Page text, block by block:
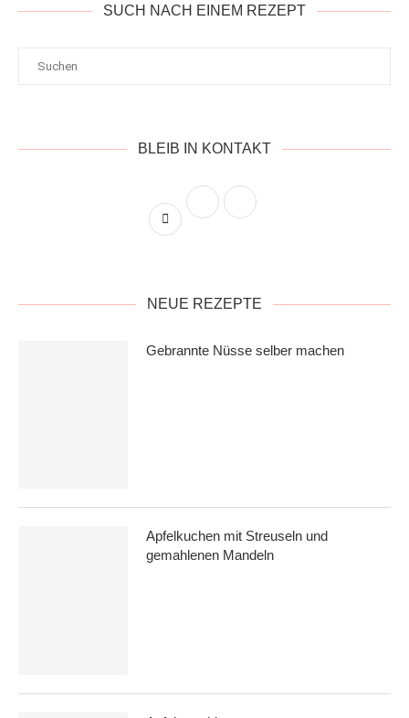
SUCH NACH EINEM REZEPT
BLEIB IN KONTAKT
NEUE REZEPTE
Gebrannte Nüsse selber machen
Apfelkuchen mit Streuseln und
gemahlenen Mandeln